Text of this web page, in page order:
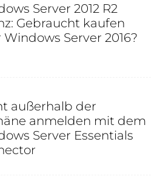
Server 2012 R2
Gebraucht kaufen
Windows Server 2016?
außerhalb der
anmelden mit dem
Server Essentials